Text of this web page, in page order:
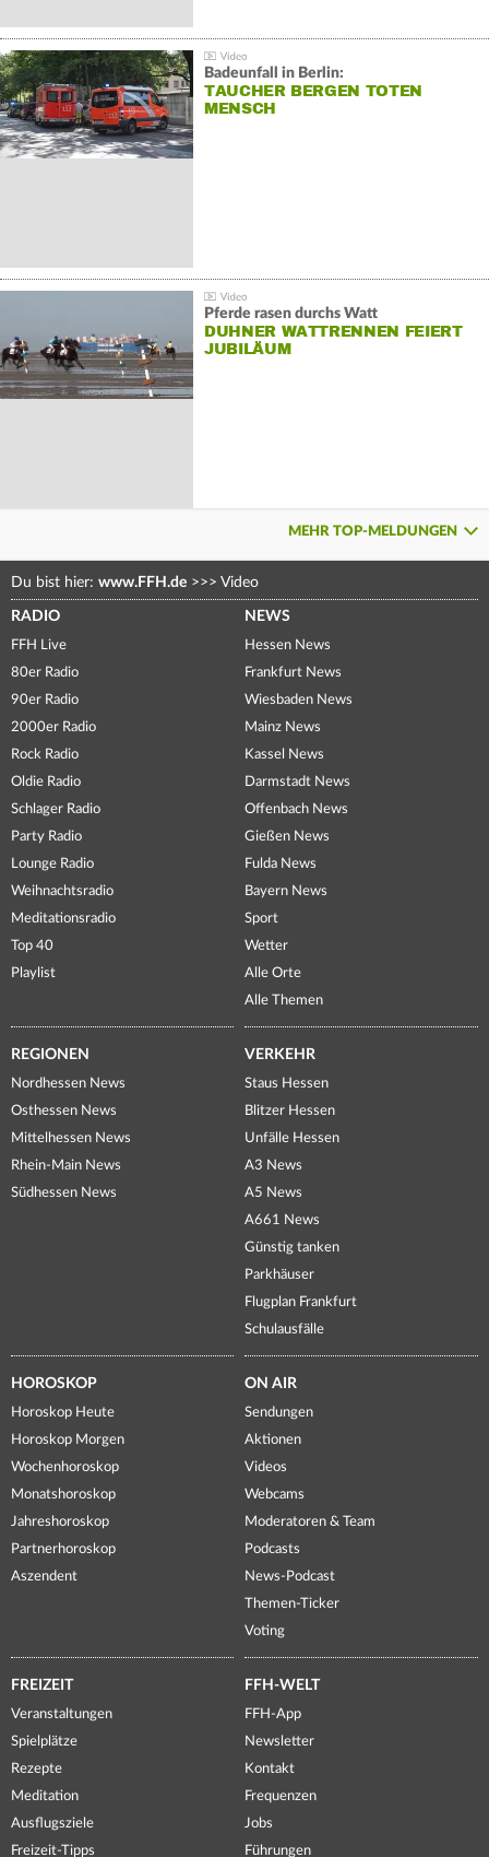
Badeunfall in Berlin:
TAUCHER BERGEN TOTEN
MENSCH
Pferde rasen durchs Watt
DUHNER WATTRENNEN FEIERT
JUBILÄUM
MEHR TOP-MELDUNGEN
Du bist hier: www.FFH.de >>> Video
RADIO
FFH Live
80er Radio
90er Radio
2000er Radio
Rock Radio
Oldie Radio
Schlager Radio
Party Radio
Lounge Radio
Weihnachtsradio
Meditationsradio
Top 40
Playlist
NEWS
Hessen News
Frankfurt News
Wiesbaden News
Mainz News
Kassel News
Darmstadt News
Offenbach News
Gießen News
Fulda News
Bayern News
Sport
Wetter
Alle Orte
Alle Themen
REGIONEN
Nordhessen News
Osthessen News
Mittelhessen News
Rhein-Main News
Südhessen News
VERKEHR
Staus Hessen
Blitzer Hessen
Unfälle Hessen
A3 News
A5 News
A661 News
Günstig tanken
Parkhäuser
Flugplan Frankfurt
Schulausfälle
HOROSKOP
Horoskop Heute
Horoskop Morgen
Wochenhoroskop
Monatshoroskop
Jahreshoroskop
Partnerhoroskop
Aszendent
ON AIR
Sendungen
Aktionen
Videos
Webcams
Moderatoren & Team
Podcasts
News-Podcast
Themen-Ticker
Voting
FREIZEIT
Veranstaltungen
Spielplätze
Rezepte
Meditation
Ausflugsziele
Freizeit-Tipps
FFH-WELT
FFH-App
Newsletter
Kontakt
Frequenzen
Jobs
Führungen